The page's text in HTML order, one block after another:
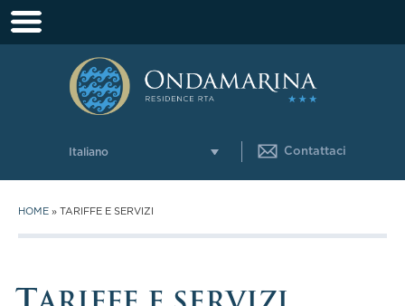
Italiano Contattaci
HOME » TARIFFE E SERVIZI